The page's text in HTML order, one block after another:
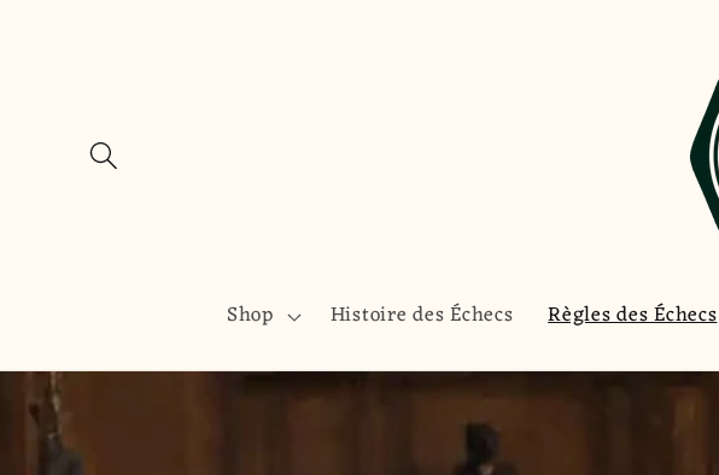
Shop Histoire des Échecs Règles des Échecs